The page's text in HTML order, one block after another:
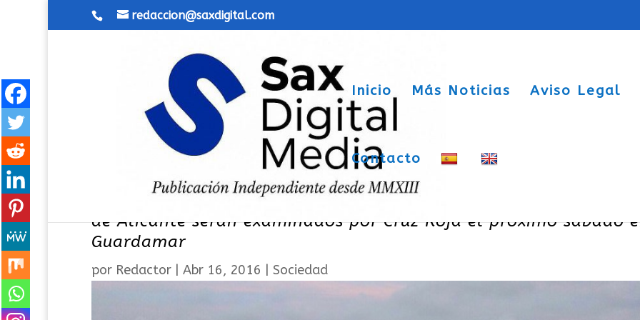
redaccion@saxdigital.com
Inicio Más Noticias Aviso Legal
Contacto
Más de 160 candidatos a vigilar y socorrer playas de la
de Alicante serán examinados por Cruz Roja el próximo sábado
Guardamar
por Redactor| Abr 16, 2016 Sociedad